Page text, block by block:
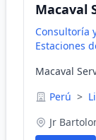
Macaval
Consultoría
Estaciones
Macaval
Perú >
Jr